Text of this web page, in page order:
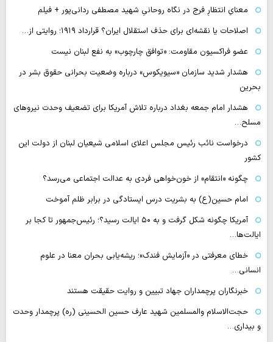
معنایِ انتظارِ فرج در نگاه روحانیِ شهید مصطفی ردانی‌پور + فیلم
اصلاحات یا نقشه‌ای برای حذف استقلال ایران؟ قرارداد ۱۹۱۹؛ روایتی از…
عضو فراکسیون مقاومت: «توافق چارچوب» به نفع لبنان نیست
هشدار شدید سازمان «سیویکوس» درباره وضعیت بحرانی حقوق بشر در
بحرین
هشدار امام جمعه بغداد درباره تلاش آمریکا برای تضعیف وحدت نیروهای
مسلح…
درخواست نائب رئیس مجلس اعلای اسلامی شیعیان لبنان از دولت این
کشور
چگونه «انتقام» از خون‌خواهی فردی به عدالت اجتماعی می‌رسد؟
امام حسین(ع) به بشریت درس ایستادگی در برابر ظلم آموخت
آمریکا چگونه شکل گرفت و به ۵۰ ایالت رسید؟؛ رئیس‌جمهور تا کجا بر
ایالت‌ها…
خطای معرفتی در «آزمایش فندک»؛ ریشه‌یابی بحران معنا در علوم
انسانی…
خبرنگاران پرچمداران جهاد تبیین و روایت حقیقت هستند
حجت‌الاسلام والمسلمین شهید عارف حسین الحسینی (ره) پرچمدار وحدت
و بیداری…